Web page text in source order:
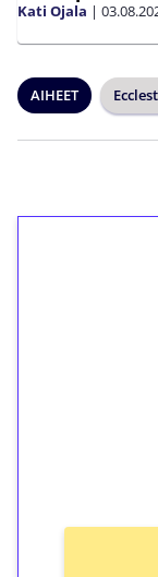
Kati Ojala |
AIHEET